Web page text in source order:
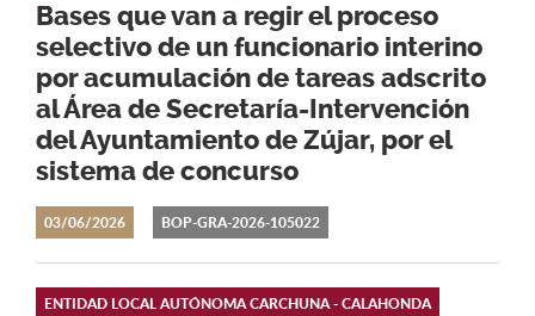
03/06/2026
Bases que van a regir el proceso
selectivo de un funcionario interino
por acumulación de tareas adscrito
al Área de Secretaría-Intervención
del Ayuntamiento de Zújar, por el
sistema de concurso
BOP-GRA-2026-105022
ENTIDAD LOCAL AUTÓNOMA CARCHUNA - CALAHONDA